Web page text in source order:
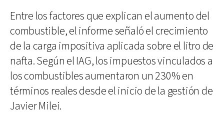
Entre los factores que explican el aumento del
combustible, el informe señaló el crecimiento
de la carga impositiva aplicada sobre el litro de
nafta. Según el IAG, los impuestos vinculados a
los combustibles aumentaron un 230% en
términos reales desde el inicio de la gestión de
Javier Milei.